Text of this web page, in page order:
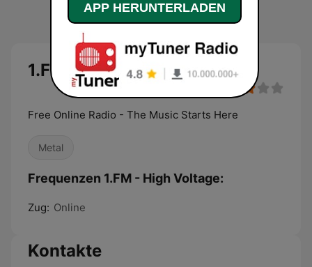
1.FM - High Voltage
Free Online Radio - The Music Starts Here
Metal
Frequenzen 1.FM - High Voltage:
Zug: Online
Kontakte
APP HERUNTERLADEN